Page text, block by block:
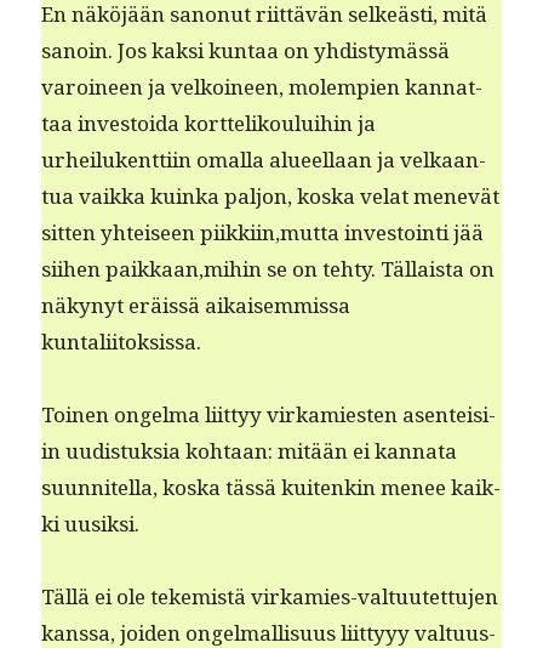
En näköjään sanonut riit­tävän selkeästi, mitä
sanoin. Jos kak­si kun­taa on yhdis­tymässä
varoi­neen ja velkoi­neen, molem­pi­en kan­nat­
taa investoi­da kort­te­lik­oului­hin ja
urheilukent­ti­in oma­l­la alueel­laan ja velka­an­
tua vaik­ka kuin­ka paljon, kos­ka velat menevät
sit­ten yhteiseen piikkiin,mutta investoin­ti jää
siihen paikkaan,mihin se on tehty. Täl­laista on
näkynyt eräis­sä aikaisem­mis­sa
kuntaliitoksissa.
Toinen ongel­ma liit­tyy virkami­esten asen­teisi­
in uud­is­tuk­sia kohtaan: mitään ei kan­na­ta
suun­nitel­la, kos­ka tässä kuitenkin menee kaik­
ki uusiksi.
Täl­lä ei ole tekemistä virkamies-val­tu­utet­tu­jen
kanssa, joiden ongel­mallisu­us liit­tyyy val­tu­us­